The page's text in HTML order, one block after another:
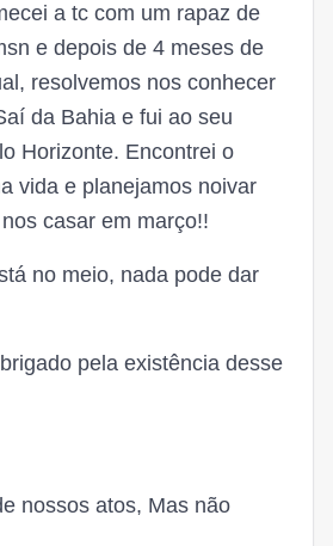
a tc com um rapaz de
e depois de 4 meses de
resolvemos nos conhecer
da Bahia e fui ao seu
Horizonte. Encontrei o
vida e planejamos noivar
casar em março!!
no meio, nada pode dar
pela existência desse
nossos atos, Mas não